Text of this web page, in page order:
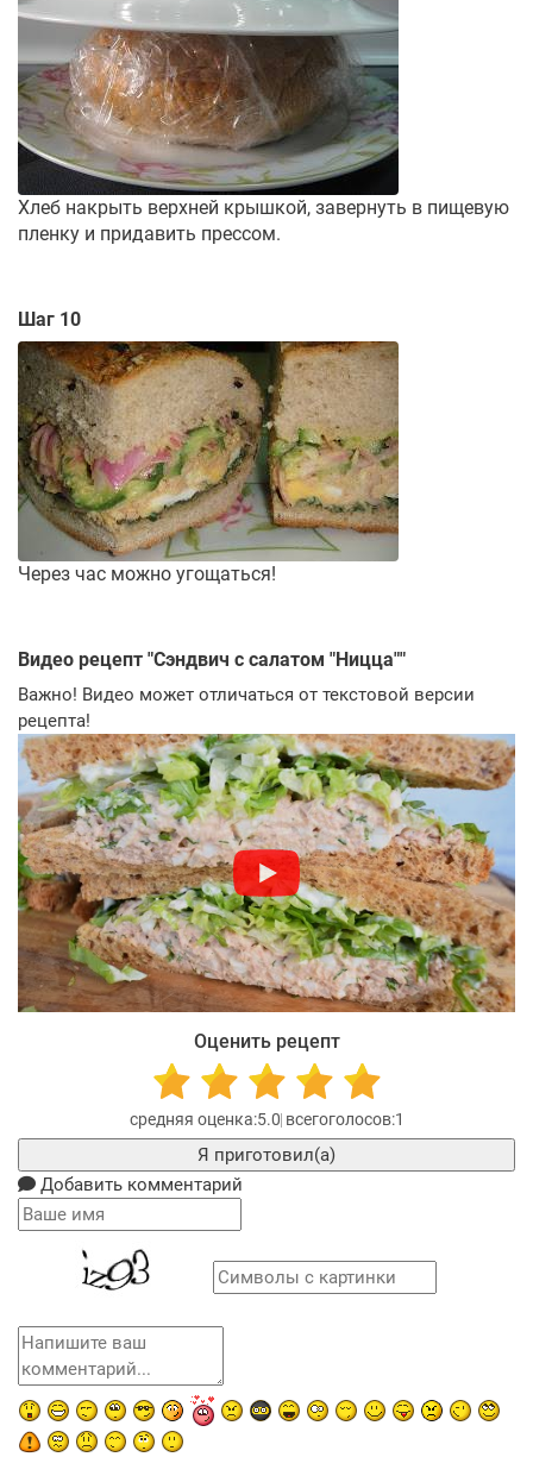
Хлеб накрыть верхней крышкой, завернуть в пищевую
пленку и придавить прессом.
Шаг 10
Через час можно угощаться!
Видео рецепт "Сэндвич с салатом "Ницца""
Важно! Видео может отличаться от текстовой версии
рецепта!
Оценить рецепт
5.0 1
Я приготовил(а)
Добавить комментарий